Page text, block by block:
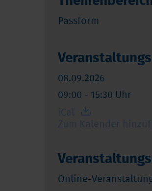
Passform
08.09.2026
09:00 - 15:30 Uhr
Online-